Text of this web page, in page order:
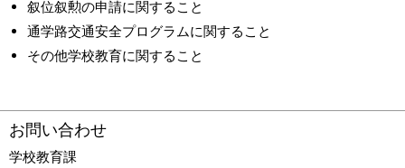
叙位叙勲の申請に関すること
通学路交通安全プログラムに関すること
その他学校教育に関すること
お問い合わせ
学校教育課